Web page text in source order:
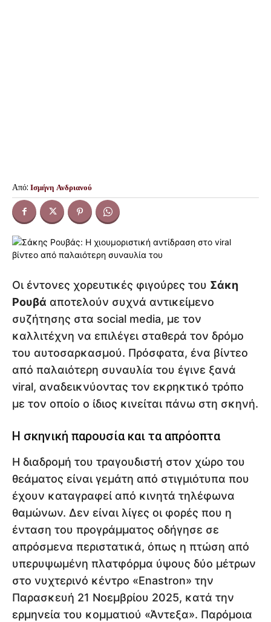
Από: Ισμήνη Ανδριανού
Οι έντονες χορευτικές φιγούρες του Σάκη
Ρουβά αποτελούν συχνά αντικείμενο
συζήτησης στα social media, με τον
καλλιτέχνη να επιλέγει σταθερά τον δρόμο
του αυτοσαρκασμού. Πρόσφατα, ένα βίντεο
από παλαιότερη συναυλία του έγινε ξανά
viral, αναδεικνύοντας τον εκρηκτικό τρόπο
με τον οποίο ο ίδιος κινείται πάνω στη σκηνή.
Η σκηνική παρουσία και τα απρόοπτα
Η διαδρομή του τραγουδιστή στον χώρο του
θεάματος είναι γεμάτη από στιγμιότυπα που
έχουν καταγραφεί από κινητά τηλέφωνα
θαμώνων. Δεν είναι λίγες οι φορές που η
ένταση του προγράμματος οδήγησε σε
απρόσμενα περιστατικά, όπως η πτώση από
υπερυψωμένη πλατφόρμα ύψους δύο μέτρων
στο νυχτερινό κέντρο «Enastron» την
Παρασκευή 21 Νοεμβρίου 2025, κατά την
ερμηνεία του κομματιού «Άντεξα». Παρόμοια